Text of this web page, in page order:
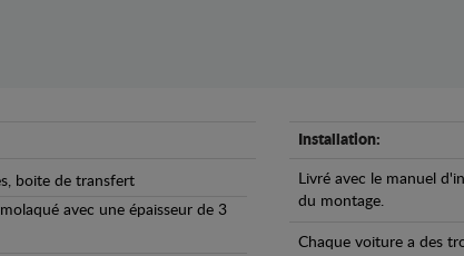
boite de transfert
avec une épaisseur de 3
Installation:
Livré avec le manuel
du montage.
Chaque voiture a des